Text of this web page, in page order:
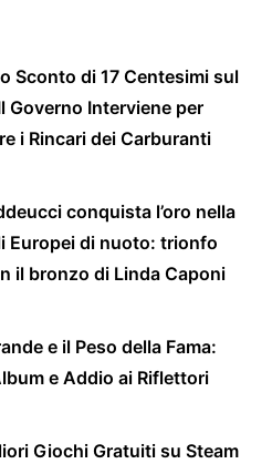
Sconto di 17 Centesimi sul
Governo Interviene per
i Rincari dei Carburanti
conquista l’oro nella
Europei di nuoto: trionfo
il bronzo di Linda Caponi
e il Peso della Fama:
e Addio ai Riflettori
Giochi Gratuiti su Steam